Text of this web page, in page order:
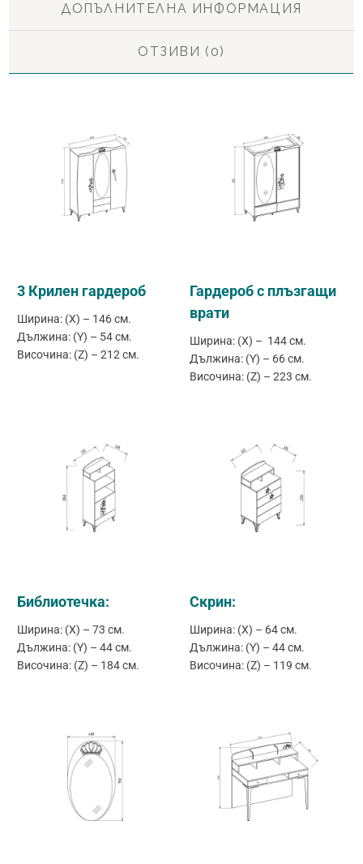
ДОПЪЛНИТЕЛНА ИНФОРМАЦИЯ
ОТЗИВИ (0)
3 Крилен гардероб
Ширина: (X) – 146 см.
Дължина: (Y) – 54 см.
Височина: (Z) – 212 см.
Гардероб с плъзгащи
врати
Ширина: (X) – 144 см.
Дължина: (Y) – 66 см.
Височина: (Z) – 223 см.
Библиотечка:
Ширина: (X) – 73 см.
Дължина: (Y) – 44 см.
Височина: (Z) – 184 см.
Скрин:
Ширина: (X) – 64 см.
Дължина: (Y) – 44 см.
Височина: (Z) – 119 см.